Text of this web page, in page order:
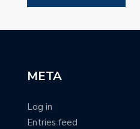
META
Log in
Entries feed